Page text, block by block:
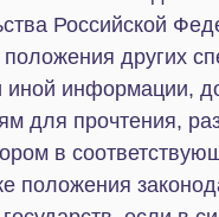
и соглашается с тем,
разделы, сервисы,
предоставляются на
Администратор не
в отношении
Сайта,
с другим программным